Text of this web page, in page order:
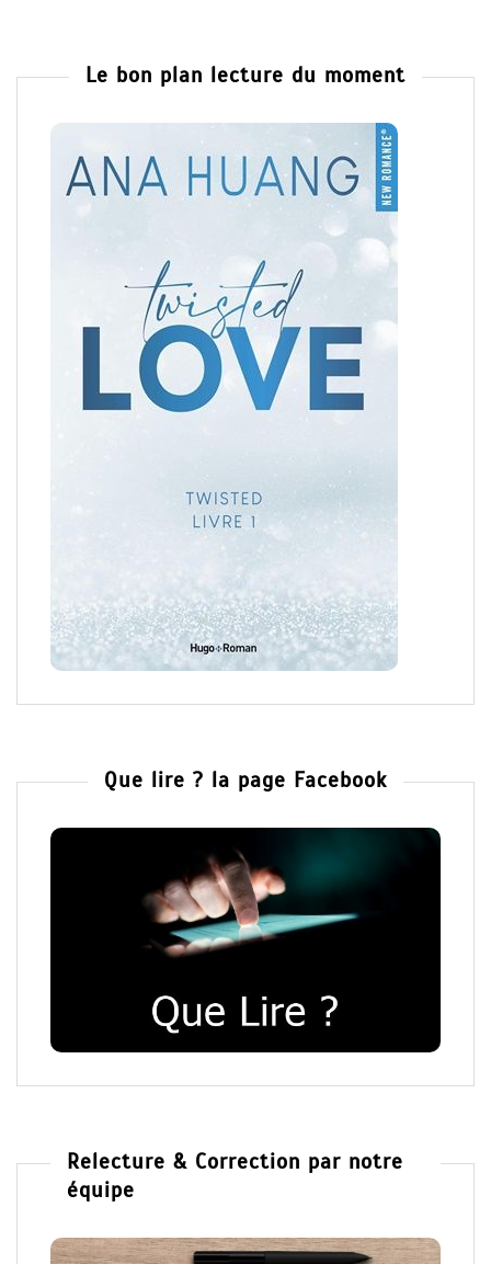
Le bon plan lecture du moment
Que lire ? la page Facebook
Relecture & Correction par notre
équipe